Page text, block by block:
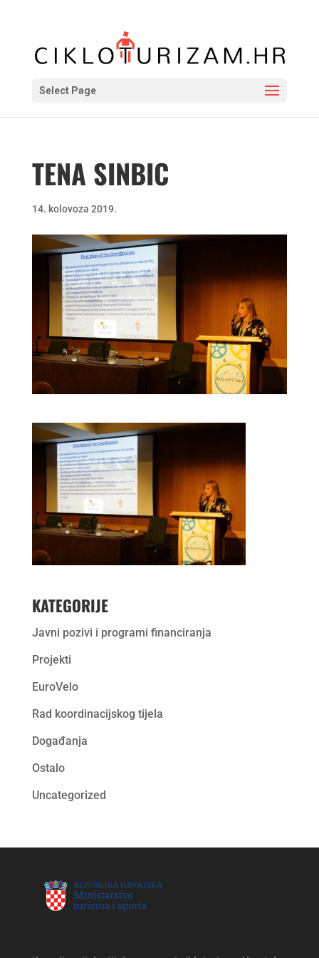
Select Page
TENA SINBIC
14. kolovoza 2019.
KATEGORIJE
Javni pozivi i programi financiranja
Projekti
EuroVelo
Rad koordinacijskog tijela
Događanja
Ostalo
Uncategorized